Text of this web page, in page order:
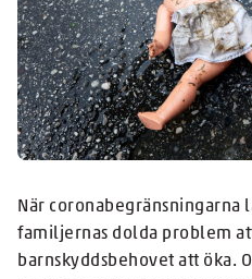
När coronabegränsningarna
familjernas dolda problem
barnskyddsbehovet att öka.